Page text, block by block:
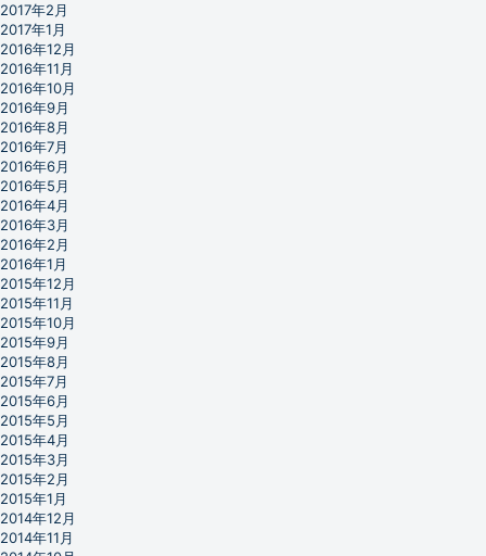
2017年2月
2017年1月
2016年12月
2016年11月
2016年10月
2016年9月
2016年8月
2016年7月
2016年6月
2016年5月
2016年4月
2016年3月
2016年2月
2016年1月
2015年12月
2015年11月
2015年10月
2015年9月
2015年8月
2015年7月
2015年6月
2015年5月
2015年4月
2015年3月
2015年2月
2015年1月
2014年12月
2014年11月